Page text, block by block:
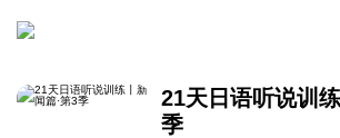
21天日语听说训
季